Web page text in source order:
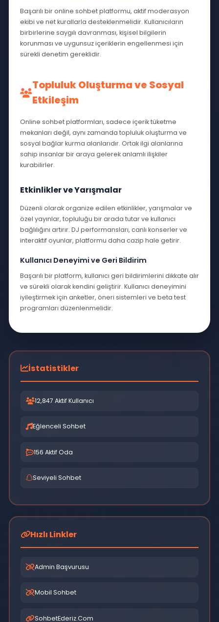
Online Sohbet : Modern
Online sohbet platformları ve internet, günümüzde
Teknolojinin hızla gelişmesiyle birlikte, insanlar artık
dünyanın her yerinden anlık olarak iletişim kurabilmekte
sohbet edilebilinmektedir.
2025 yılı itibarıyla, geleneksel Sohbete doğru büyük bir
geçiş yaşanmaktadır. İnternet radyoları, kullanıcılara
sınırsız içerik çeşitliliği, etkileşimli özellikler ve
kişiselleştirilmiş dinleme deneyimi sunmaktadır.
SohbetEderiz.Com Kullanım Araçları
Seviyeli Sohbet , coğrafi sınırlamalar olmadan dünya
çapında yayın yapabilme imkanı sunar. Kullanıcılar,
istedikleri zaman nick rengi değiebilir. Yönetime iletebilir
Etkileşimli Özellikler
Modern Sohbet platformları, canlı sohbet odaları, nick
renklendirme, podcast arşivleri ve sosyal medya
Güvenli Sohbet Ortamının Önemi
Online ortamlarda güvenlik her zaman ön planda
kullanıcı doğrulama sistemleri ve spam filtreleme gibi
sohbet etmesini sağlar.
Moderasyon ve Topluluk Yönetimi
Başarılı bir online sohbet platformu, aktif moderasyon
ekibi ve net kurallarla desteklenmelidir. Kullanıcıların
korunması ve uygunsuz içeriklerin engellenmesi için